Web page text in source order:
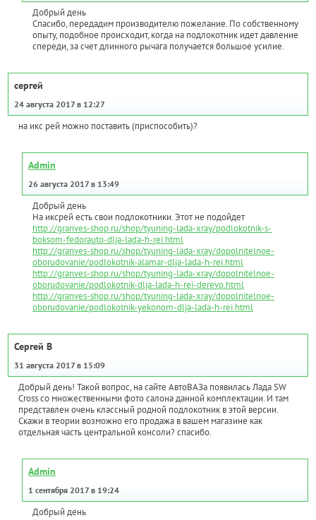
Добрый день
Спасибо, передадим производителю пожелание. По собственному
опыту, подобное происходит, когда на подлокотник идет давление
спереди, за счет длинного рычага получается большое усилие.
сергей
24 августа 2017 в 12:27
на икс рей можно поставить (приспособить)?
Admin
26 августа 2017 в 13:49
Добрый день
На иксрей есть свои подлокотники. Этот не подойдет
http://granves-shop.ru/shop/tyuning-lada-xray/podlokotnik-s-
boksom-fedorauto-dlja-lada-h-rei.html
http://granves-shop.ru/shop/tyuning-lada-xray/dopolnitelnoe-
oborudovanie/podlokotnik-alamar-dlja-lada-h-rei.html
http://granves-shop.ru/shop/tyuning-lada-xray/dopolnitelnoe-
oborudovanie/podlokotnik-dlja-lada-h-rei-derevo.html
http://granves-shop.ru/shop/tyuning-lada-xray/dopolnitelnoe-
oborudovanie/podlokotnik-yekonom-dlja-lada-h-rei.html
Сергей В
31 августа 2017 в 15:09
Добрый день! Такой вопрос, на сайте АвтоВАЗа появилась Лада SW
Cross со множественными фото салона данной комплектации. И там
представлен очень классный родной подлокотник в этой версии.
Скажи в теории возможно его продажа в вашем магазине как
отдельная часть центральной консоли? спасибо.
Admin
1 сентября 2017 в 19:24
Добрый день